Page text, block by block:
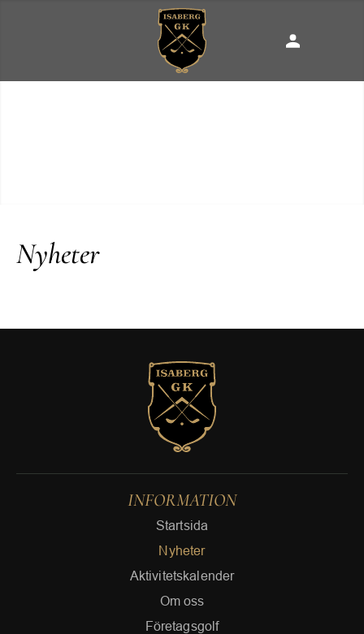
Nyheter
INFORMATION
Startsida
Nyheter
Aktivitetskalender
Om oss
Företagsgolf